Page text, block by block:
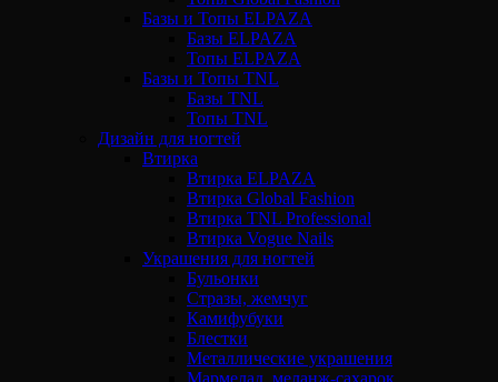
Базы и Топы ELPAZA
Базы ELPAZA
Топы ELPAZA
Базы и Топы TNL
Базы TNL
Топы TNL
Дизайн для ногтей
Втирка
Втирка ELPAZA
Втирка Global Fashion
Втирка TNL Professional
Втирка Vogue Nails
Украшения для ногтей
Бульонки
Стразы, жемчуг
Камифубуки
Блестки
Металлические украшения
Мармелад, меланж-сахарок